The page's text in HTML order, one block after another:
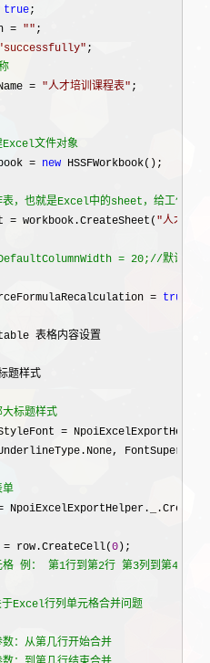
true;
= "" ;
successfully" ;
= "人才培训课程表" ;
Excel文件对象
= new HSSFWorkbook();
表，也就是Excel中的sheet，给工作表
= workbook.CreateSheet( "人才培训
= 20;//默认列宽
= true
表格内容设置
题样式
大标题样式
=
单
row.CreateCell(0 );
格 例： 第1行到第2行 第3列到第4列围
于Excel行列单元格合并问题
：从第几行开始合并